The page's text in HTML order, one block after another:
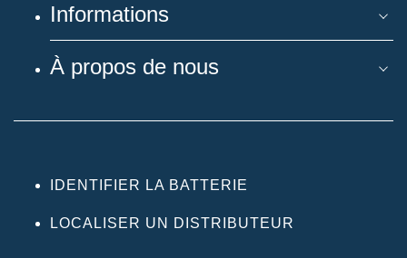
Informations
À propos de nous
IDENTIFIER LA BATTERIE
LOCALISER UN DISTRIBUTEUR